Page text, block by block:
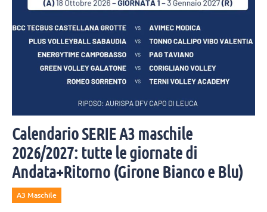
Calendario SERIE A3 maschile
2026/2027: tutte le giornate di
Andata+Ritorno (Girone Bianco e Blu)
A3 Maschile